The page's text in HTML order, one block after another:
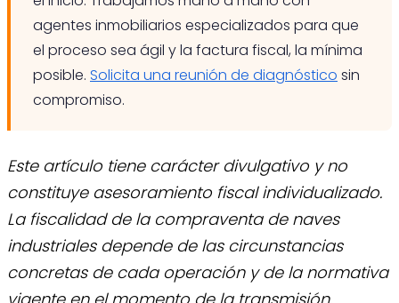
agentes inmobiliarios especializados para que
el proceso sea ágil y la factura fiscal, la mínima
posible. Solicita una reunión de diagnóstico sin
compromiso.
Este artículo tiene carácter divulgativo y no
constituye asesoramiento fiscal individualizado.
La fiscalidad de la compraventa de naves
industriales depende de las circunstancias
concretas de cada operación y de la normativa